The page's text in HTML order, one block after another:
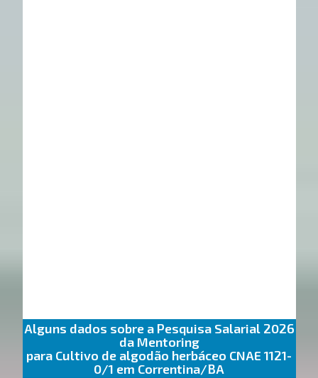
Alguns dados sobre a Pesquisa Salarial 2026
da Mentoring
para Cultivo de algodão herbáceo CNAE 1121-
0/1 em Correntina/BA